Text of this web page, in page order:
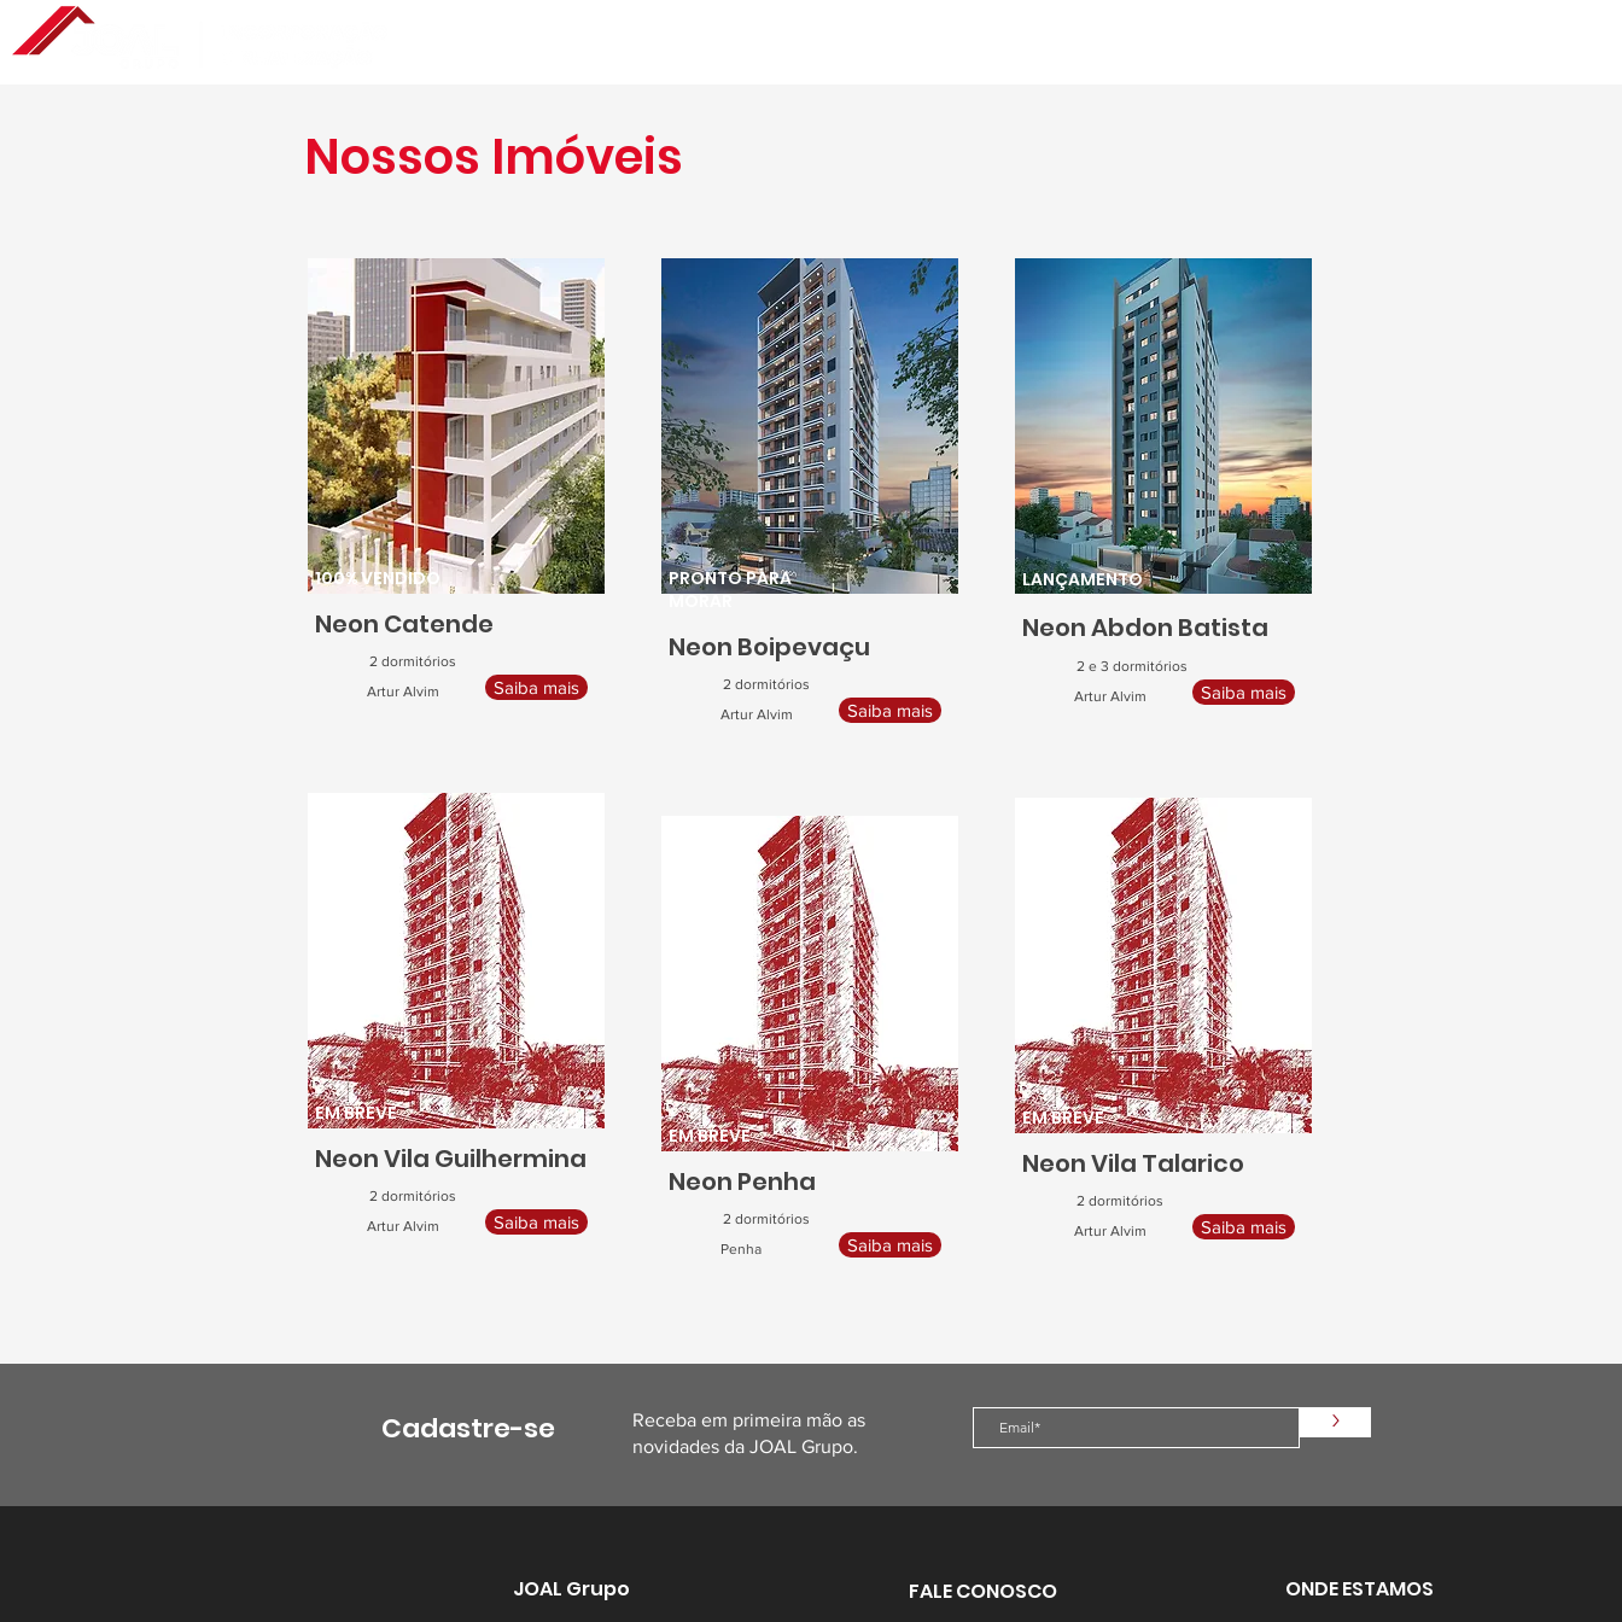
Nossos Imóveis
100% VENDIDO
Neon Catende
2 dormitórios
Artur Alvim
Saiba mais
EM BREVE
Neon Vila Guilhermina
2 dormitórios
Artur Alvim
Saiba mais
PRONTO PARA
MORAR
Neon Boipevaçu
2 dormitórios
Artur Alvim
Saiba mais
EM BREVE
Neon Penha
2 dormitórios
Penha
Saiba mais
LANÇAMENTO
Neon Abdon Batista
2 e 3 dormitórios
Artur Alvim
Saiba mais
EM BREVE
Neon Vila Talarico
2 dormitórios
Artur Alvim
Saiba mais
Cadastre-se
Receba em primeira mão as
novidades da JOAL Grupo.
>
JOAL Grupo FALE CONOSCO ONDE ESTAMOS